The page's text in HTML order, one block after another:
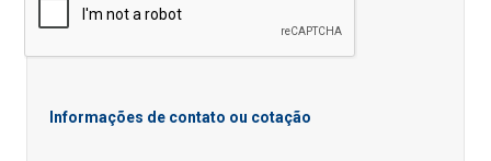
Informações de contato ou cotação